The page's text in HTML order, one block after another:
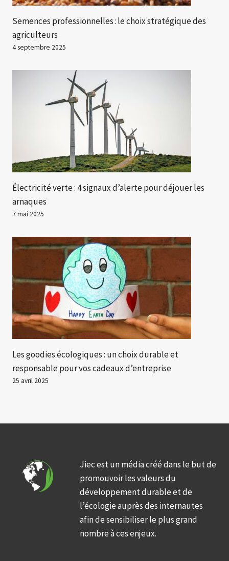
Semences professionnelles : le choix stratégique des
agriculteurs
4 septembre 2025
Électricité verte : 4 signaux d’alerte pour déjouer les
arnaques
7 mai 2025
Les goodies écologiques : un choix durable et
responsable pour vos cadeaux d’entreprise
25 avril 2025
Jiec est un média créé dans le but de
promouvoir les valeurs du
développement durable et de
l’écologie auprès des internautes
afin de sensibiliser le plus grand
nombre à ces enjeux.